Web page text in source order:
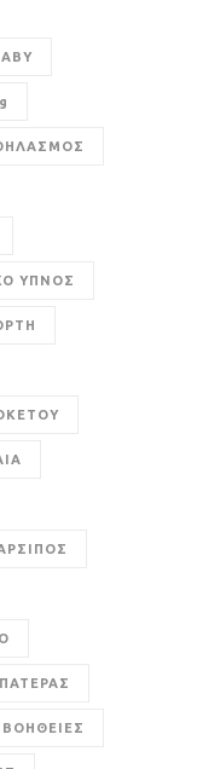
ΥΠΝΟΣ
ΠΑΤΕΡΑΣ